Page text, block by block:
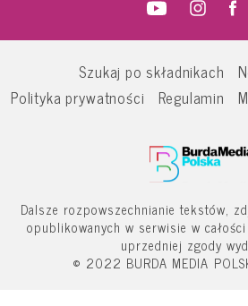
Szukaj po składnikach
Polityka prywatności
Regulamin
Dalsze rozpowszechnianie tekstów,
opublikowanych w serwisie w
uprzedniej zgody
© 2022 BURDA MEDIA